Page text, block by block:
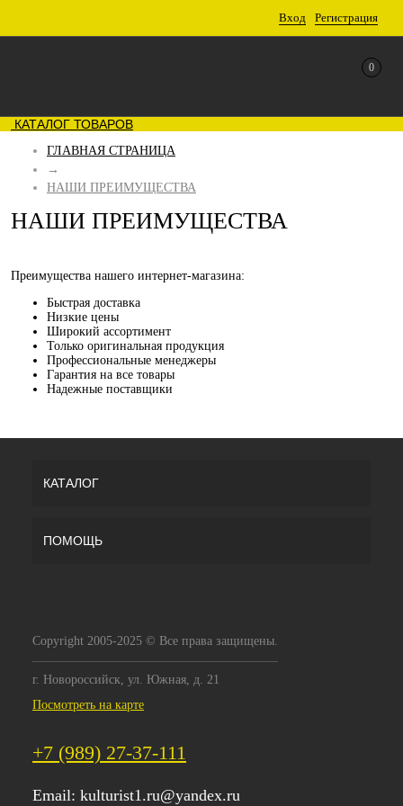
Вход Регистрация
0
КАТАЛОГ ТОВАРОВ
ГЛАВНАЯ СТРАНИЦА
→
НАШИ ПРЕИМУЩЕСТВА
НАШИ ПРЕИМУЩЕСТВА
Преимущества нашего интернет-магазина:
Быстрая доставка
Низкие цены
Широкий ассортимент
Только оригинальная продукция
Профессиональные менеджеры
Гарантия на все товары
Надежные поставщики
КАТАЛОГ
ПОМОЩЬ
Copyright 2005-2025 © Все права защищены.
г. Новороссийск, ул. Южная, д. 21
Посмотреть на карте
+7 (989) 27-37-111
Email: kulturist1.ru@yandex.ru